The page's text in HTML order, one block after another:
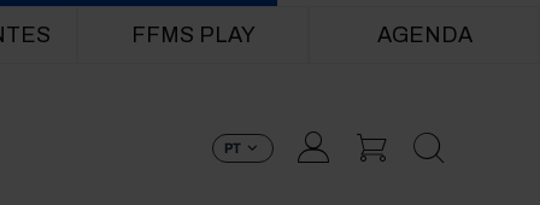
FFMS PLAY AGENDA
PT